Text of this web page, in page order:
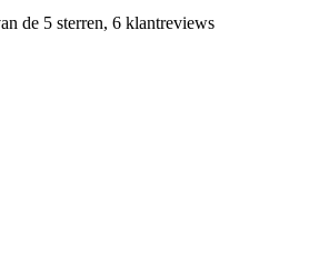
de 5 sterren, 6 klantreviews